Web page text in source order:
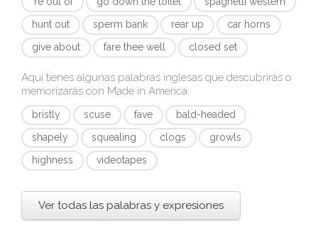
hunt out
sperm bank rear up
car horns
give about
fare thee well closed set
Aquí tienes algunas palabras inglesas que descubrirás o
memorizarás con Made in America:
bristly scuse fave
bald-headed
shapely
squealing clogs
growls
highness
videotapes
Ver todas las palabras y expresiones